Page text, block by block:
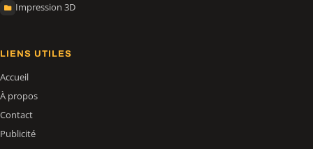
Impression 3D
LIENS UTILES
Accueil
À propos
Contact
Publicité